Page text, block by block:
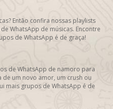
Então confira nossas playlists
WhatsApp de músicas. Encontre
de WhatsApp é de graça!
de WhatsApp de namoro para
de um novo amor, um crush ou
mais grupos de WhatsApp é de